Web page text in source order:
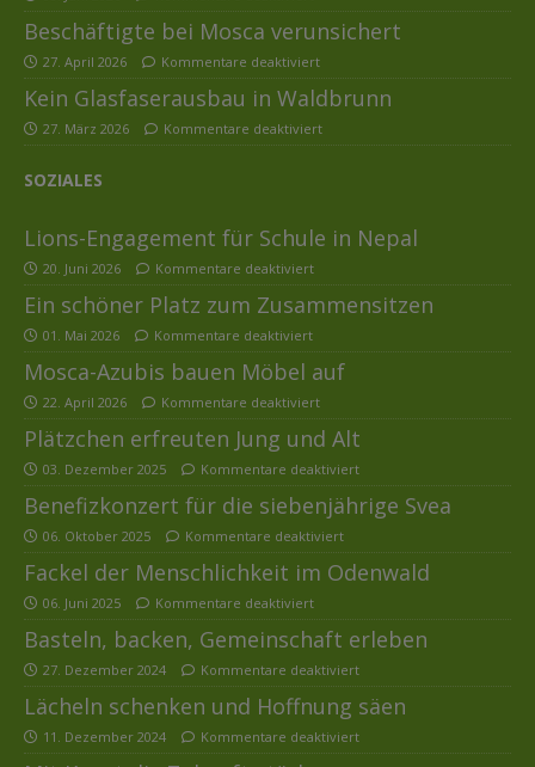
Beschäftigte bei Mosca verunsichert
27. April 2026 Kommentare deaktiviert
Kein Glasfaserausbau in Waldbrunn
27. März 2026 Kommentare deaktiviert
SOZIALES
Lions-Engagement für Schule in Nepal
20. Juni 2026 Kommentare deaktiviert
Ein schöner Platz zum Zusammensitzen
01. Mai 2026 Kommentare deaktiviert
Mosca-Azubis bauen Möbel auf
22. April 2026 Kommentare deaktiviert
Plätzchen erfreuten Jung und Alt
03. Dezember 2025 Kommentare deaktiviert
Benefizkonzert für die siebenjährige Svea
06. Oktober 2025 Kommentare deaktiviert
Fackel der Menschlichkeit im Odenwald
06. Juni 2025 Kommentare deaktiviert
Basteln, backen, Gemeinschaft erleben
27. Dezember 2024 Kommentare deaktiviert
Lächeln schenken und Hoffnung säen
11. Dezember 2024 Kommentare deaktiviert